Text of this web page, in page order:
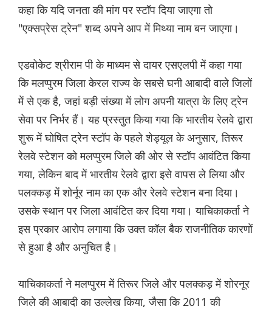
कहा कि यदि जनता की मांग पर स्टॉप दिया जाएगा तो
"एक्सप्रेस ट्रेन" शब्द अपने आप में मिथ्या नाम बन जाएगा।
एडवोकेट श्रीराम पी के माध्यम से दायर एसएलपी में कहा गया
कि मलप्पुरम जिला केरल राज्य के सबसे घनी आबादी वाले जिलों
में से एक है, जहां बड़ी संख्या में लोग अपनी यात्रा के लिए ट्रेन
सेवा पर निर्भर हैं। यह प्रस्तुत किया गया कि भारतीय रेलवे द्वारा
शुरू में घोषित ट्रेन स्टॉप के पहले शेड्यूल के अनुसार, तिरूर
रेलवे स्टेशन को मलप्पुरम जिले की ओर से स्टॉप आवंटित किया
गया, लेकिन बाद में भारतीय रेलवे द्वारा इसे वापस ले लिया और
पलक्कड़ में शोर्नूर नाम का एक और रेलवे स्टेशन बना दिया।
उसके स्थान पर जिला आवंटित कर दिया गया। याचिकाकर्ता ने
इस प्रकार आरोप लगाया कि उक्त कॉल बैक राजनीतिक कारणों
से हुआ है और अनुचित है।
याचिकाकर्ता ने मलप्पुरम में तिरूर जिले और पलक्कड़ में शोरनूर
जिले की आबादी का उल्लेख किया, जैसा कि 2011 की